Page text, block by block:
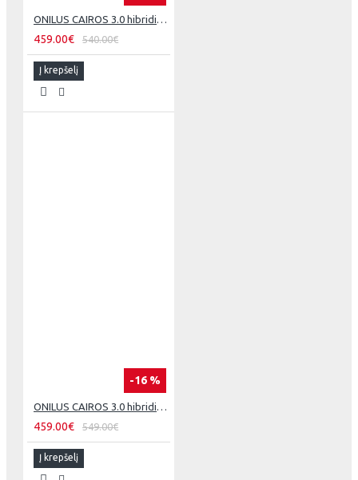
459.00€ 540.00€
Į krepšelį
-16 %
459.00€ 549.00€
Į krepšelį